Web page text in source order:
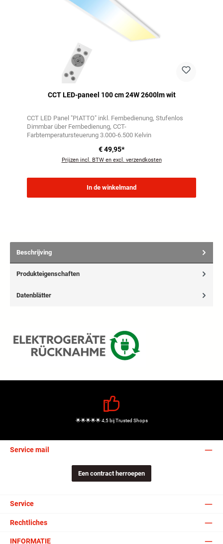
CCT LED-paneel 100 cm 24W 2600lm wit
CCT LED Panel "PIATTO" inkl. Fernbedienung Stufenlos
Dimmbar über Fernbedienung CCT-
Farbtemperatursteuerung 3.000-6.500 Kelvin
€ 49,95*
Prijzen incl. BTW en excl. verzendkosten
In de winkelmand
Beschrijving
Produkteigenschaften
Datenblätter
🌟🌟🌟🌟🌟 4,5 bij Trusted Shops
Service mail
Een contract herroepen
Service
Rechtliches
INFORMATIE